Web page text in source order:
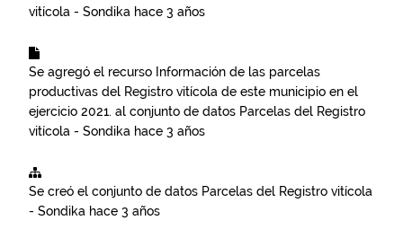
vitícola - Sondika hace 3 años
Se agregó el recurso Información de las parcelas
productivas del Registro vitícola de este municipio en el
ejercicio 2021. al conjunto de datos Parcelas del Registro
vitícola - Sondika hace 3 años
Se creó el conjunto de datos Parcelas del Registro vitícola
- Sondika hace 3 años